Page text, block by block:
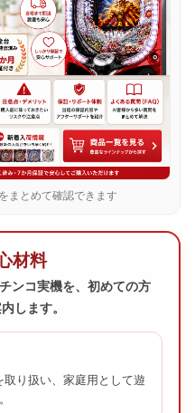
まとめて確認できます
材料
ンコ実機を、初めての方
します。
り扱い、家庭用として遊